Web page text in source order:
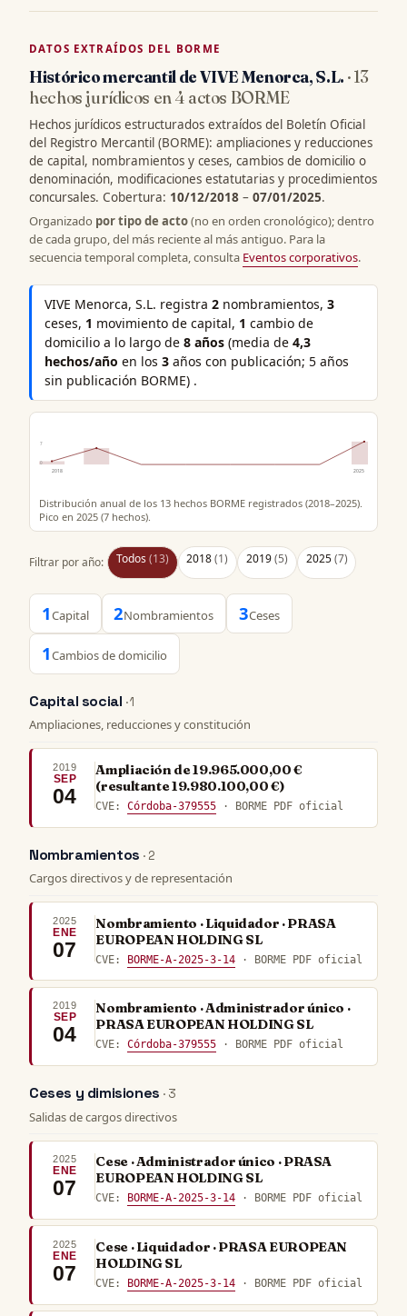
DATOS EXTRAÍDOS DEL BORME
Histórico mercantil de VIVE Menorca, S.L. · 13
hechos jurídicos en 4 actos BORME
Hechos jurídicos estructurados extraídos del Boletín Oficial
del Registro Mercantil (BORME): ampliaciones y reducciones
de capital, nombramientos y ceses, cambios de domicilio o
denominación, modificaciones estatutarias y procedimientos
concursales. Cobertura: 10/12/2018 – 07/01/2025.
Organizado por tipo de acto(no en orden cronológico); dentro
de cada grupo, del más reciente al más antiguo. Para la
secuencia temporal completa, consulta Eventos corporativos.
VIVE Menorca, S.L. registra2 nombramientos,3
ceses, 1 movimiento de capital, 1 cambio de
domicilio a lo largo de8 años (media de4,3
hechos/año en los3 años con publicación; 5 años
sin publicación BORME) .
7
0
2018
2025
Distribución anual de los 13 hechos BORME registrados (2018–2025).
Pico en 2025 (7 hechos).
Filtrar por año: Todos (13) 2018(1) 2019(5) 2025(7)
1Capital 2Nombramientos 3Ceses
1Cambios de domicilio
Capital social · 1
Ampliaciones, reducciones y constitución
2019
SEP
04
Ampliación de 19.965.000,00 €
(resultante 19.980.100,00 €)
CVE:Córdoba-379555 · BORME PDF oficial
Nombramientos · 2
Cargos directivos y de representación
2025
ENE
07
Nombramiento · Liquidador · PRASA
EUROPEAN HOLDING SL
CVE: BORME-A-2025-3-14 · BORME PDF oficial
2019
SEP
04
Nombramiento · Administrador único ·
PRASA EUROPEAN HOLDING SL
CVE:Córdoba-379555 · BORME PDF oficial
Ceses y dimisiones · 3
Salidas de cargos directivos
2025
ENE
07
Cese · Administrador único · PRASA
EUROPEAN HOLDING SL
CVE: BORME-A-2025-3-14 · BORME PDF oficial
2025
ENE
07
Cese · Liquidador · PRASA EUROPEAN
HOLDING SL
CVE: BORME-A-2025-3-14 · BORME PDF oficial